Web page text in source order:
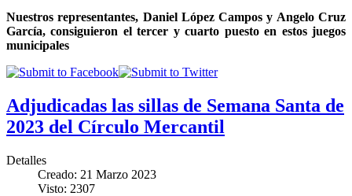
Nuestros representantes, Daniel López Campos y Angelo Cruz
García, consiguieron el tercer y cuarto puesto en estos juegos
municipales
Adjudicadas las sillas de Semana Santa de
2023 del Círculo Mercantil
Detalles
Creado: 21 Marzo 2023
Visto: 2307